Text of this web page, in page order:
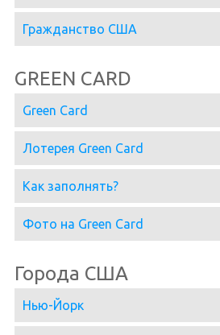
Гражданство США
GREEN CARD
Green Card
Лотерея Green Card
Как заполнять?
Фото на Green Card
Города США
Нью-Йорк